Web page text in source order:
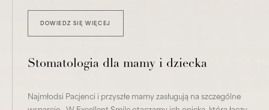
DOWIEDZ SIĘ WIĘCEJ
Stomatologia dla mamy i dziecka
Najmłodsi Pacjenci i przyszłe mamy zasługują na szczególne